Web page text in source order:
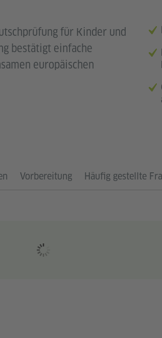
für Kinder und
bestätigt einfache
europäischen
Vorbereitung Häufig gestellte